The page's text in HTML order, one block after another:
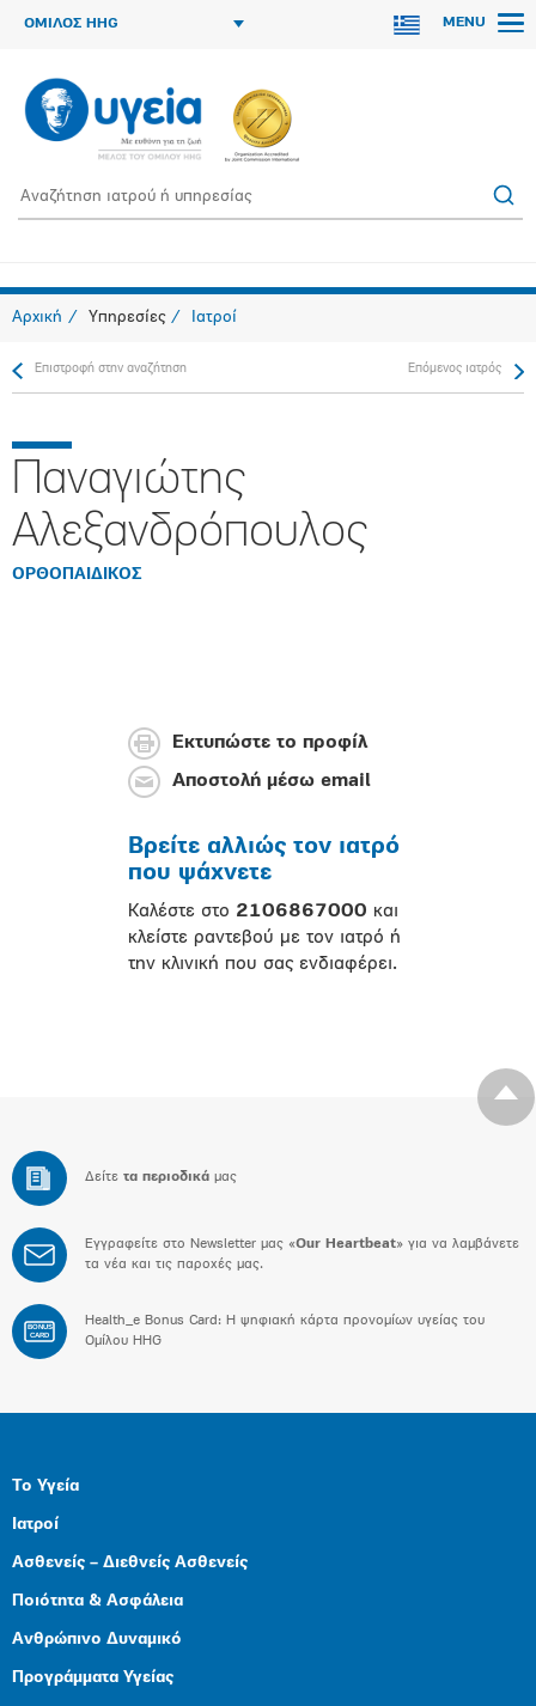
ΟΜΙΛΟΣ HHG MENU
Αρχική Υπηρεσίες Ιατροί
Επιστροφή στην αναζήτηση Επόμενος ιατρός
Παναγιώτης
Αλεξανδρόπουλος
ΟΡΘΟΠAIΔΙΚΟΣ
Εκτυπώστε το προφίλ
Αποστολή μέσω email
Βρείτε αλλιώς τον ιατρό
που ψάχνετε
Καλέστε στο 2106867000 και
κλείστε ραντεβού με τον ιατρό ή
την κλινική που σας ενδιαφέρει.
Δείτε τα περιοδικά μας
Εγγραφείτε στο Newsletter μας «Our Heartbeat» για να λαμβάνετε
τα νέα και τις παροχές μας.
BONUS
CARD
Health_e Bonus Card: H ψηφιακή κάρτα προνομίων υγείας του
Ομίλου HHG
Το Υγεία
Ιατροί
Ασθενείς – Διεθνείς Ασθενείς
Ποιότητα & Ασφάλεια
Ανθρώπινο Δυναμικό
Προγράμματα Υγείας